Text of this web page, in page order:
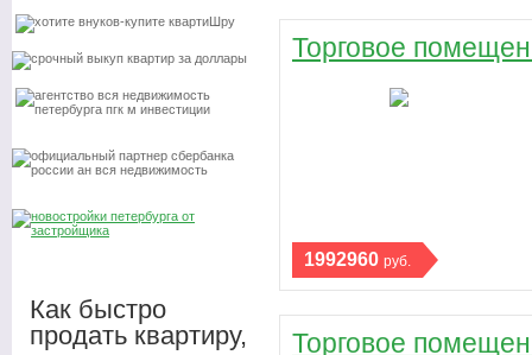
Как быстро
продать квартиру,
Торговое
1992960 руб.
Торговое